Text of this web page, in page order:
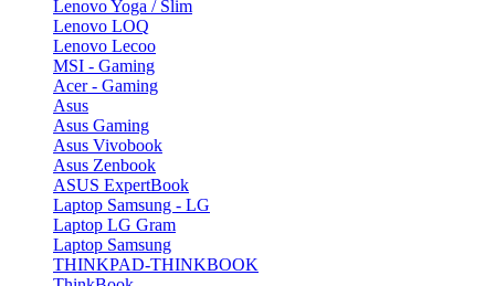
Lenovo Yoga / Slim
Lenovo LOQ
Lenovo Lecoo
MSI - Gaming
Acer - Gaming
Asus
Asus Gaming
Asus Vivobook
Asus Zenbook
ASUS ExpertBook
Laptop Samsung - LG
Laptop LG Gram
Laptop Samsung
THINKPAD-THINKBOOK